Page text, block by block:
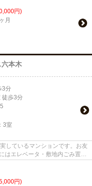
円)
月
本木
3分
徒歩3分
3室
しているマンションです。お友
はエレベータ・敷地内ごみ置き
円)